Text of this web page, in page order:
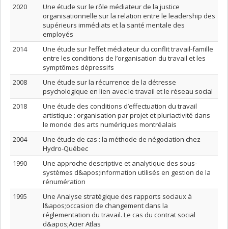
2020
Une étude sur le rôle médiateur de la justice
organisationnelle sur la relation entre le leadership des
supérieurs immédiats et la santé mentale des
employés
2014
Une étude sur l’effet médiateur du conflit travail-famille
entre les conditions de l’organisation du travail et les
symptômes dépressifs
2008
Une étude sur la récurrence de la détresse
psychologique en lien avec le travail et le réseau social
2018
Une étude des conditions d’effectuation du travail
artistique : organisation par projet et pluriactivité dans
le monde des arts numériques montréalais
2004
Une étude de cas : la méthode de négociation chez
Hydro-Québec
1990
Une approche descriptive et analytique des sous-
systèmes d&apos;information utilisés en gestion de la
rénumération
1995
Une Analyse stratégique des rapports sociaux à
l&apos;occasion de changement dans la
réglementation du travail. Le cas du contrat social
d&apos;Acier Atlas